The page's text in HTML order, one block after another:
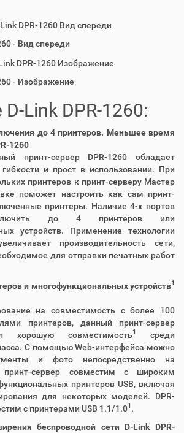
- Вид спереди
- Изображение
Link DPR-1260:
до 4 принтеров. Меньшее время
1260
принт-сервер DPR-1260 обладает
и прост в использовании. При
принтеров к принт-серверу Мастер
поможет настроить как сам принт-
принтеры. Наличие 4-х портов
до 4 принтеров или
устройств. Применение технологии
производительность сети,
для отправки печатных работ
и многофункциональных устройств1
на совместимость с более 100
принтеров, данный принт-сервер
хорошую совместимость1
среди
С помощью Web-интерфейса можно
и фото непосредственно на
сервер совместим с широким
принтеров USB, включая
для некоторых моделей. DPR-
с принтерами USB 1.1/1.01 .
беспроводной сети D-Link DPR-